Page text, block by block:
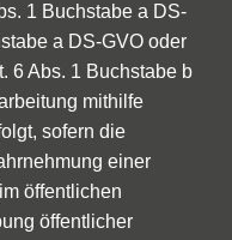
1 Buchstabe a DS-
a DS-GVO oder
6 Abs. 1 Buchstabe b
mithilfe
sofern die
einer
öffentlichen
öffentlicher